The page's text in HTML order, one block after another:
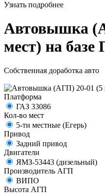
Узнать подробнее
Автовышка
мест) на базе
Собственная доработка авто
Платформа
ГАЗ 33086
Кол-во мест
5-ти местные (Егерь)
Привод
Задний привод
Двигатели
ЯМЗ-53443 (дизельный)
Производитель АГП
ВИПО
Высота АГП